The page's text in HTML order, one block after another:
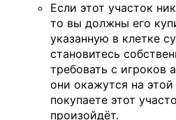
Если этот участок
то вы должны его
указанную в клетке
становитесь
требовать с игроков
они окажутся на
покупаете этот
произойдёт.